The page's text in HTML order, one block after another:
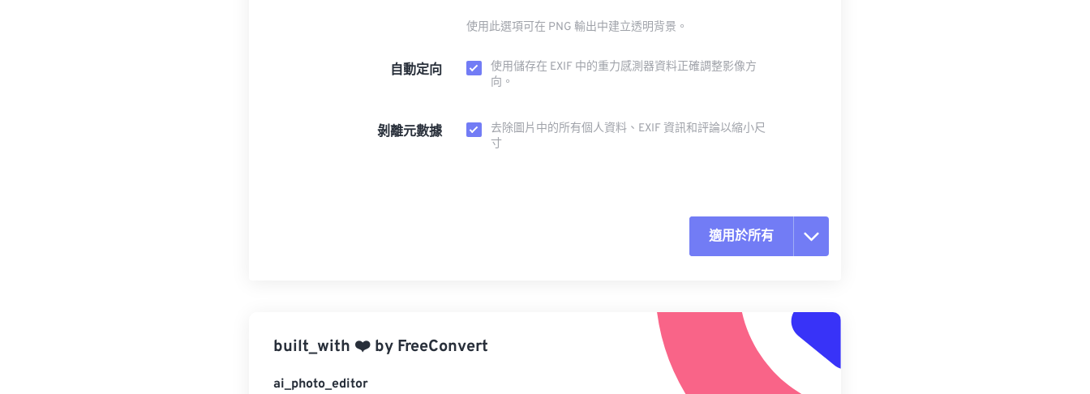
使用此選項可在 PNG 輸出中建立透明背景。
自動定向
使用儲存在 EXIF 中的重力感測器資料正確調整影像方
向。
剝離元數據
去除圖片中的所有個人資料、EXIF 資訊和評論以縮小尺
寸
適用於所有
應用預設
另存為預設
built_with ❤️ by FreeConvert
ai_photo_editor